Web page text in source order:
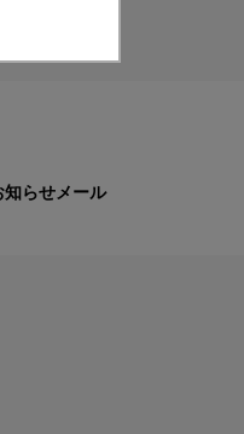
知らせメール